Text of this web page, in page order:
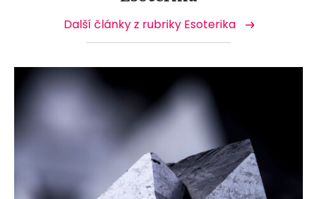
Další články z rubriky Esoterika